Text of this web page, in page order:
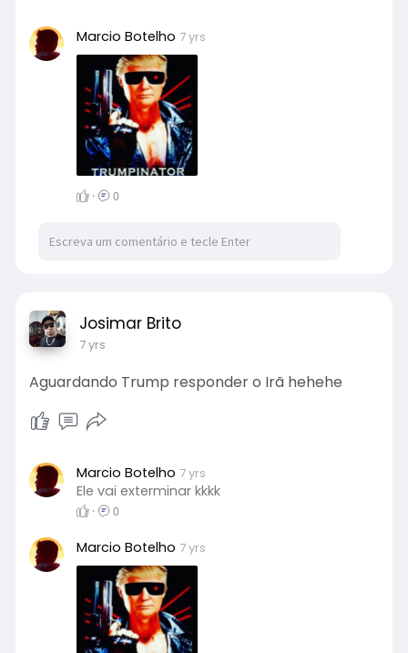
Marcio Botelho 7 yrs
· 0
Josimar Brito
7 yrs
Aguardando Trump responder o Irã hehehe
Marcio Botelho 7 yrs
Ele vai exterminar kkkk
· 0
Marcio Botelho 7 yrs